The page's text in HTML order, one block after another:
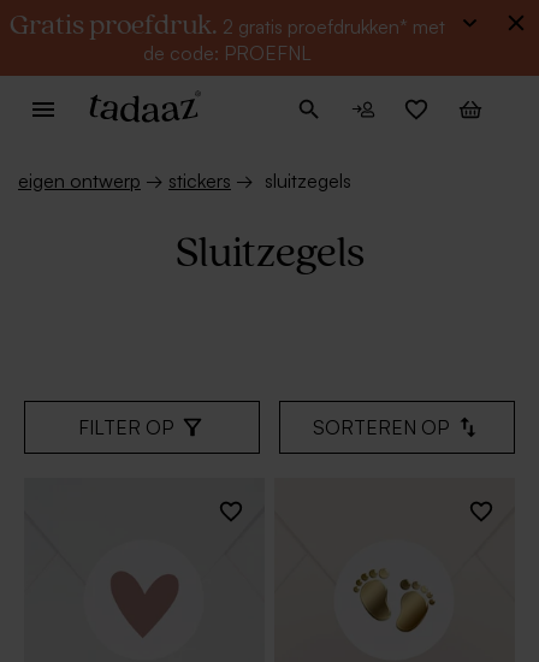
Gratis proefdruk. 2 gratis proefdrukken* met
de code: PROEFNL
eigen ontwerp → stickers → sluitzegels
Sluitzegels
FILTER OP SORTEREN OP